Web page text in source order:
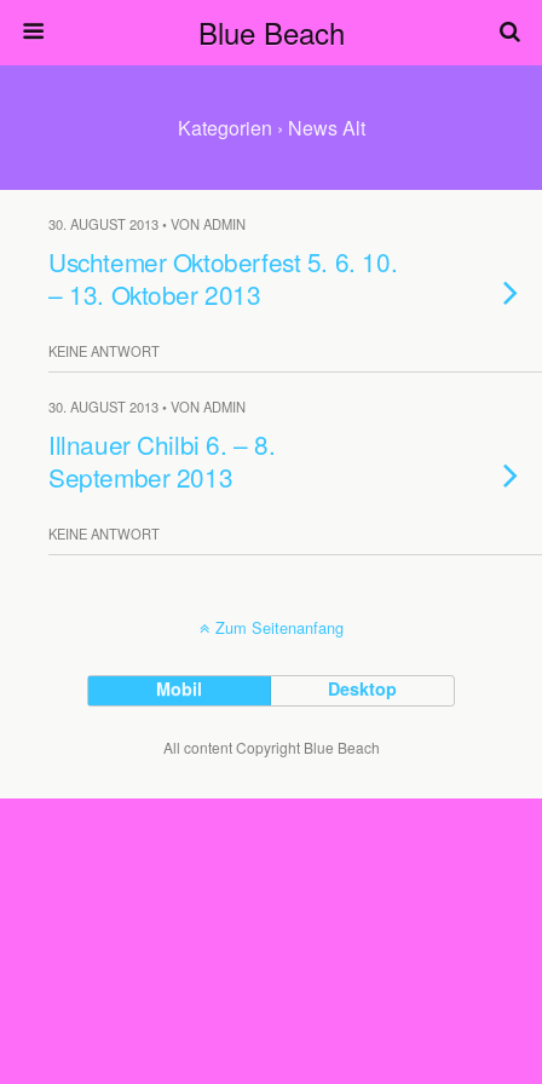
Blue Beach
Kategorien › News Alt
30. AUGUST 2013 • VON ADMIN
Uschtemer Oktoberfest 5. 6. 10.
– 13. Oktober 2013
KEINE ANTWORT
30. AUGUST 2013 • VON ADMIN
Illnauer Chilbi 6. – 8.
September 2013
KEINE ANTWORT
Zum Seitenanfang
Mobil Desktop
All content Copyright Blue Beach